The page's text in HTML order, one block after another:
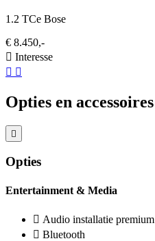
1.2 TCe Bose
€ 8.450,-
Interesse
Opties en accessoires
Opties
Entertainment & Media
Audio installatie premium
Bluetooth